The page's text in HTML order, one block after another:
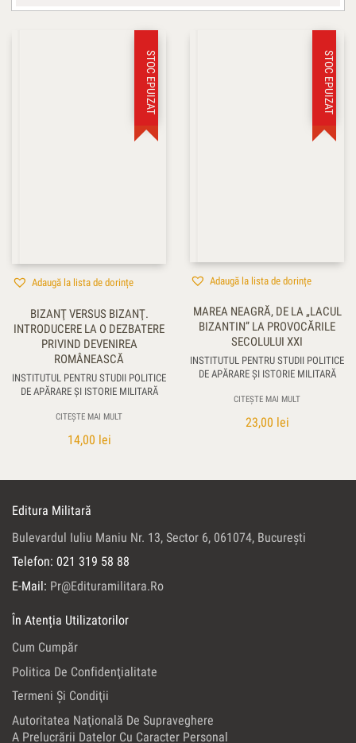
STOC EPUIZAT
Adaugă la lista de dorințe
BIZANŢ VERSUS BIZANŢ.
INTRODUCERE LA O DEZBATERE
PRIVIND DEVENIREA
ROMÂNEASCĂ
INSTITUTUL PENTRU STUDII POLITICE
DE APĂRARE ŞI ISTORIE MILITARĂ
CITEȘTE MAI MULT
14,00 lei
STOC EPUIZAT
Adaugă la lista de dorințe
MAREA NEAGRĂ, DE LA „LACUL
BIZANTIN” LA PROVOCĂRILE
SECOLULUI XXI
INSTITUTUL PENTRU STUDII POLITICE
DE APĂRARE ŞI ISTORIE MILITARĂ
CITEȘTE MAI MULT
23,00 lei
Editura Militară
Bulevardul Iuliu Maniu Nr. 13, Sector 6, 061074, Bucureşti
Telefon: 021 319 58 88
E-Mail: Pr@edituramilitara.ro
În Atenția Utilizatorilor
Cum Cumpăr
Politica De Confidenţialitate
Termeni Şi Condiţii
Autoritatea Naţională De Supraveghere
A Prelucrării Datelor Cu Caracter Personal